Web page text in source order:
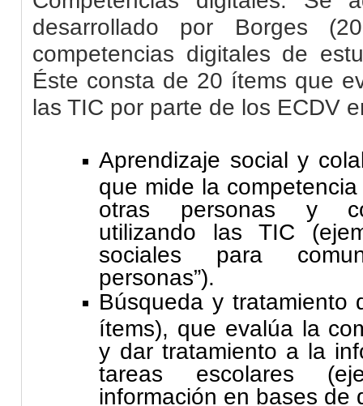
desarrollado por Borges
competencias digitales de
Éste consta de 20 ítems que
las TIC por parte de los ECDV
Aprendizaje social y
que mide la
otras personas y
utilizando las TIC
sociales para
personas”).
Búsqueda y tratamiento
ítems), que evalúa la
y dar tratamiento a la
tareas escolares
información en bases de